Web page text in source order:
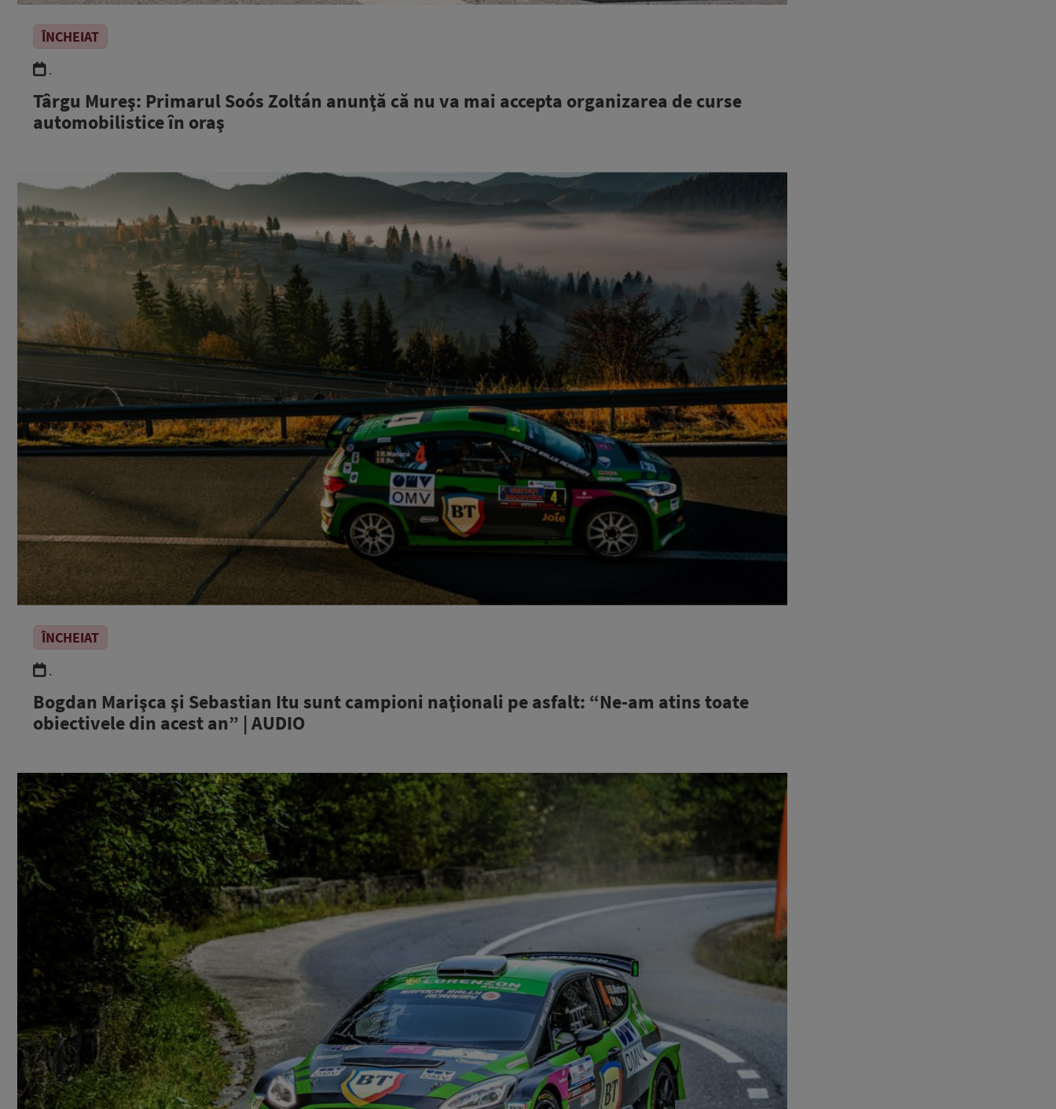
ÎNCHEIAT
.
Târgu Mureş: Primarul Soós Zoltán anunţă că nu va mai accepta organizarea de curse
automobilistice în oraş
ÎNCHEIAT
.
Bogdan Marişca şi Sebastian Itu sunt campioni naţionali pe asfalt: “Ne-am atins toate
obiectivele din acest an” | AUDIO